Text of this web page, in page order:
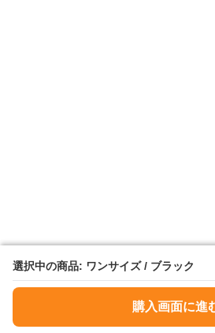
選択中の商品: ワンサイズ / ブラック
購入画面に進
選択中の商品: ワンサイズ / ブラック
購入画面に進